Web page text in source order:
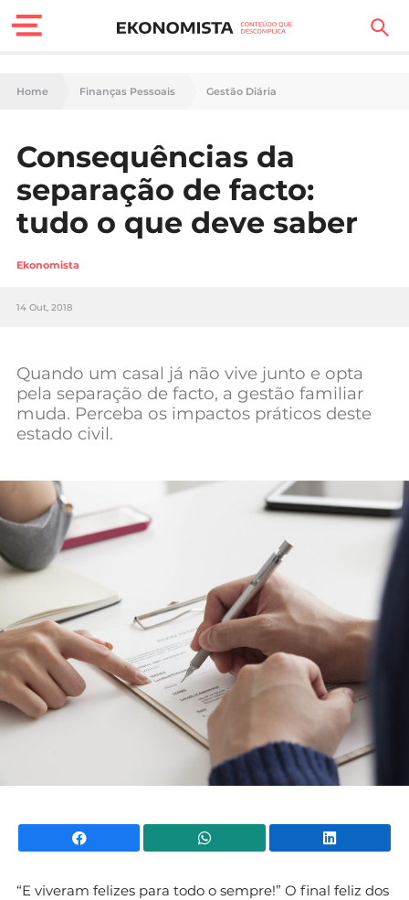
Finanças Pessoais
Carreira
Casa
Lifestyle
Sociedade
Negócios
Mundial 2026
Home Finanças Pessoais Gestão Diária
Consequências da
separação de facto:
tudo o que deve saber
Ekonomista
14 Out, 2018
Quando um casal já não vive junto e opta
pela separação de facto, a gestão familiar
muda. Perceba os impactos práticos deste
estado civil.
Facebook WhatsApp
“E viveram felizes para todo o sempre!” O final feliz dos